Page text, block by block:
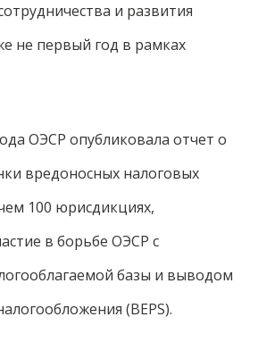
и развития
не первый год в рамках
ОЭСР опубликовала отчет о
вредоносных налоговых
100 юрисдикциях,
в борьбе ОЭСР с
базы и выводом
(BEPS).